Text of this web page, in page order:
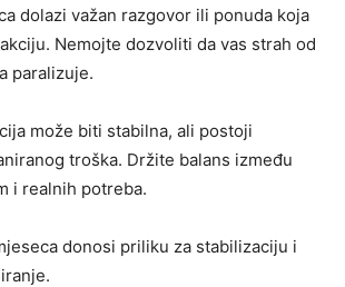
dolazi važan razgovor ili ponuda koja
Nemojte dozvoliti da vas strah od
paralizuje.
može biti stabilna, ali postoji
troška. Držite balans između
i realnih potreba.
donosi priliku za stabilizaciju i